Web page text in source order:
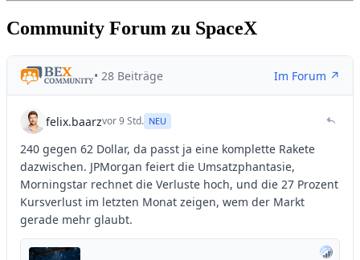
Community Forum zu SpaceX